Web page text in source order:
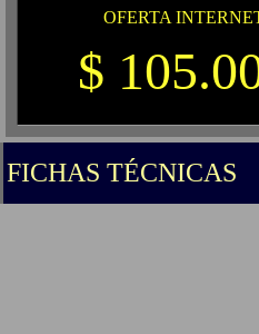
OFERTA
$
FICHAS TÉCNICAS